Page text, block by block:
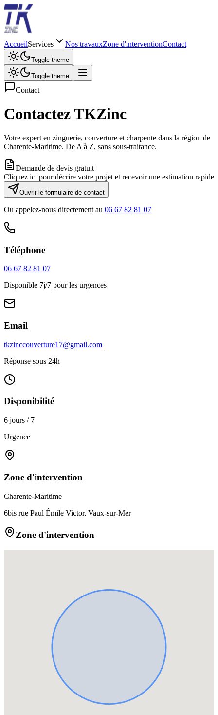
AccueilServices Nos travauxZone d'interventionContact
Toggle theme
Toggle theme
Contact
ContactezTKZinc
Votre expert en zinguerie, couverture et charpente dans la région de
Charente-Maritime. De A à Z, sans sous-traitance.
Demande de devis gratuit
Cliquez ici pour décrire votre projet et recevoir une estimation rapide
Ouvrir le formulaire de contact
Ou appelez-nous directement au 06 67 82 81 07
Téléphone
06 67 82 81 07
Disponible 7j/7 pour les urgences
Email
tkzinccouverture17@gmail.com
Réponse sous 24h
Disponibilité
6 jours / 7
Urgence
Zone d'intervention
Charente-Maritime
6bis rue Paul Émile Victor, Vaux-sur-Mer
Zone d'intervention